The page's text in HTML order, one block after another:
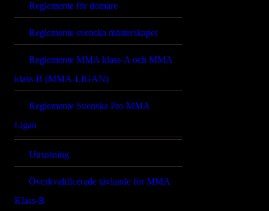
Reglemente för domare
Reglemente svenska mästerskapet
Reglemente MMA klass-A och MMA
klass-B (MMA-LIGAN)
Reglemente Svenska Pro MMA
Ligan
Utrustning
Överkvalificerade tävlande för MMA
Klass-B